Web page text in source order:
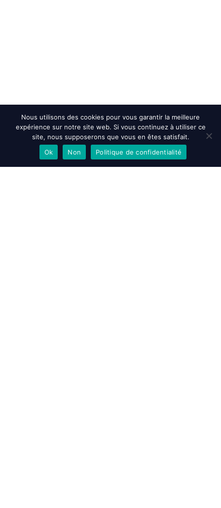
Nous utilisons des cookies pour vous garantir la meilleure
expérience sur notre site web. Si vous continuez à utiliser ce
site, nous supposerons que vous en êtes satisfait.
Ok
Non Politique de confidentialité